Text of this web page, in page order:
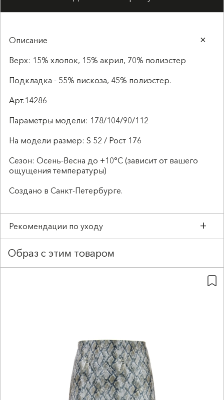
Описание
Верх: 15% хлопок, 15% акрил, 70% полиэстер
Подкладка - 55% вискоза, 45% полиэстер.
Арт.14286
Параметры модели: 178/104/90/112
На модели размер: S 52 / Рост 176
Сезон: Осень-Весна до +10°C (зависит от вашего
ощущения температуры)
Создано в Санкт-Петербурге.
Рекомендации по уходу
Образ с этим товаром